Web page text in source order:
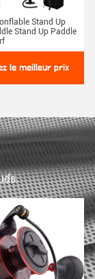
Stand Up
Stand Up Paddle
le meilleur prix